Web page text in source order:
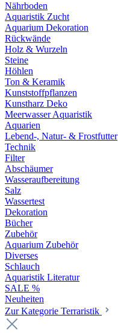
Nährboden
Aquaristik Zucht
Aquarium Dekoration
Rückwände
Holz & Wurzeln
Steine
Höhlen
Ton & Keramik
Kunststoffpflanzen
Kunstharz Deko
Meerwasser Aquaristik
Aquarien
Lebend-, Natur- & Frostfutter
Technik
Filter
Abschäumer
Wasseraufbereitung
Salz
Wassertest
Dekoration
Bücher
Zubehör
Aquarium Zubehör
Diverses
Schlauch
Aquaristik Literatur
SALE %
Neuheiten
Zur Kategorie Terraristik